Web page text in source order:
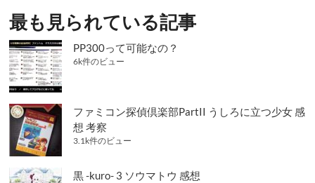
ー
シ
ョ
ン
最も見られている記事
PP300って可能なの？
6k件のビュー
ファミコン探偵倶楽部PartII うしろに立つ少女 感
想 考察
3.1k件のビュー
黒 -kuro- 3 ソウマトウ 感想